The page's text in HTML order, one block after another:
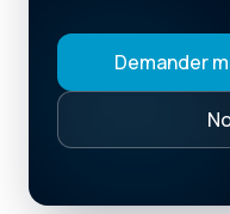
Demander